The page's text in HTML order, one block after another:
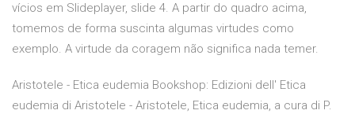
vícios em Slideplayer, slide 4. A partir do quadro acima,
tomemos de forma suscinta algumas virtudes como
exemplo. A virtude da coragem não significa nada temer.
Aristotele - Etica eudemia Bookshop: Edizioni dell' Etica
eudemia di Aristotele - Aristotele, Etica eudemia, a cura di P.